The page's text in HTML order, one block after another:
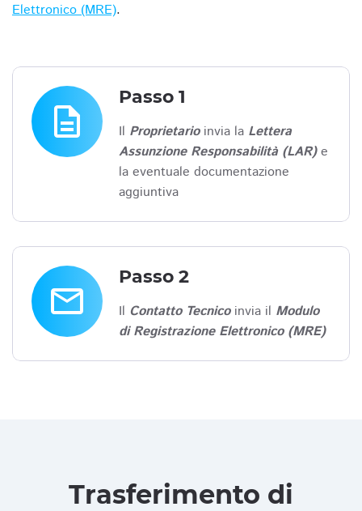
Elettronico (MRE).
description
Passo 1
Il Proprietarioinvia la Lettera
Assunzione Responsabilità (LAR)e
la eventuale documentazione
aggiuntiva
email
Passo 2
Il Contatto Tecnicoinvia il Modulo
di Registrazione Elettronico (MRE)
Trasferimento di